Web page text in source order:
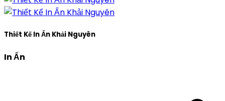
Thiết Kế In Ấn Khải Nguyên
In Ấn